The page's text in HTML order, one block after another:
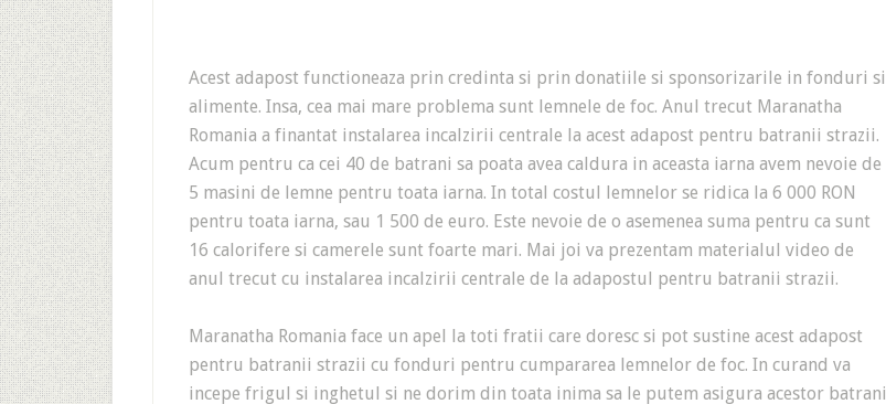
Acest adapost functioneaza prin credinta si prin donatiile si sponsorizarile in fonduri si
alimente. Insa, cea mai mare problema sunt lemnele de foc. Anul trecut Maranatha
Romania a finantat instalarea incalzirii centrale la acest adapost pentru batranii strazii.
Acum pentru ca cei 40 de batrani sa poata avea caldura in aceasta iarna avem nevoie de
5 masini de lemne pentru toata iarna. In total costul lemnelor se ridica la 6 000 RON
pentru toata iarna, sau 1 500 de euro. Este nevoie de o asemenea suma pentru ca sunt
16 calorifere si camerele sunt foarte mari. Mai joi va prezentam materialul video de
anul trecut cu instalarea incalzirii centrale de la adapostul pentru batranii strazii.
Maranatha Romania face un apel la toti fratii care doresc si pot sustine acest adapost
pentru batranii strazii cu fonduri pentru cumpararea lemnelor de foc. In curand va
incepe frigul si inghetul si ne dorim din toata inima sa le putem asigura acestor batrani